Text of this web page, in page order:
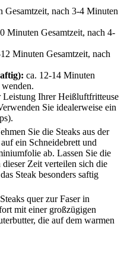
Gesamtzeit, nach 3-4 Minuten
Minuten Gesamtzeit, nach 4-
Minuten Gesamtzeit, nach
ca. 12-14 Minuten
Leistung Ihrer Heißluftfritteuse
Sie idealerweise ein
Sie die Steaks aus der
ein Schneidebrett und
ab. Lassen Sie die
Zeit verteilen sich die
Steak besonders saftig
quer zur Faser in
mit einer großzügigen
die auf dem warmen